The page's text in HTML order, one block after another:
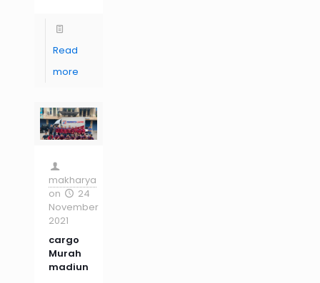
Read
more
makharya
on
24
November
2021
cargo
Murah
madiun